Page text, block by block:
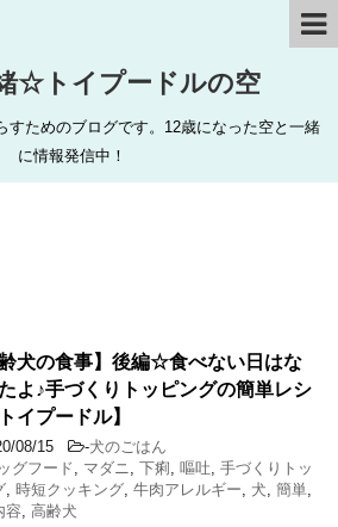
☆トイプードルの空
すためのブログです。12歳になった空と一緒
に情報発信中！
齢犬の食事】後編☆食べない日はな
よ♪手づくりトッピングの簡単レシ
イプードル】
08/15 -犬のごはん
グフード
マダニ 下痢 嘔吐 手づくりトッ
時短クッキング 牛肉アレルギー 犬 簡単
容 高齢犬